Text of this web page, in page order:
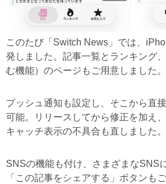
このたび「Switch News」では、
発しました。記事一覧とランキング
む機能）のページもご用意しました。
プッシュ通知も設定し、そこから直
可能。リリースしてから修正を加え
キャッチ表示の不具合も直しました。
SNSの機能も付け、さまざまなSNS
「この記事をシェアする」ボタンも